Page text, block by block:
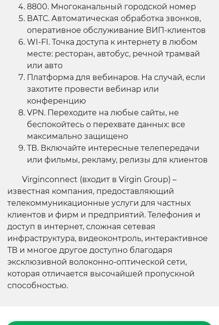
8800. Многоканальный городской номер
ВАТС. Автоматическая обработка звонков,
оперативное обслуживание ВИП-клиентов
WI-FI. Точка доступа к интернету в любом
месте: ресторан, автобус, речной трамвай
или авто
Платформа для вебинаров. На случай, если
захотите провести вебинар или
конференцию
VPN. Переходите на любые сайты, не
беспокойтесь о перехвате данных: все
максимально защищено
ТВ. Включайте интересные телепередачи
или фильмы, рекламу, релизы для клиентов
Virginconnect (входит в Virgin Group) –
известная компания, предоставляющий
телекоммуникационные услуги для частных
клиентов и фирм и предприятий. Телефония и
доступ в интернет, сложная сетевая
инфраструктура, видеоконтроль, интерактивное
ТВ и многое другое доступно благодаря
эксклюзивной волоконно-оптической сети,
которая отличается высочайшей пропускной
способностью.